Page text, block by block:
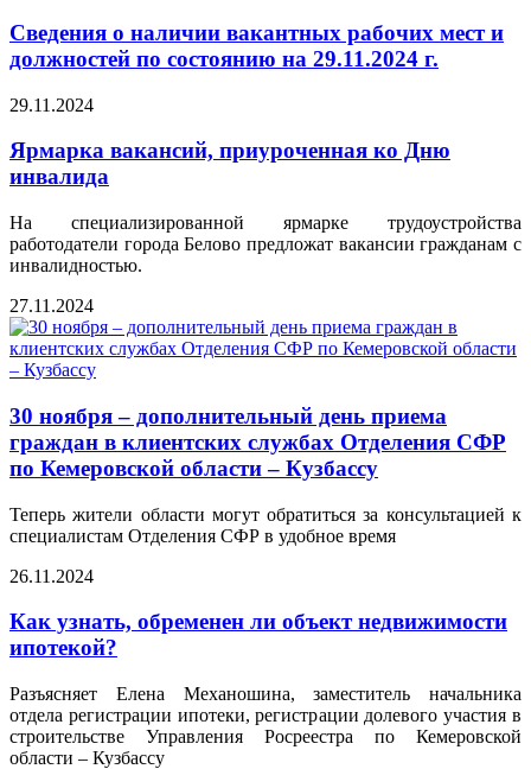
Сведения о наличии вакантных рабочих мест и
должностей по состоянию на 29.11.2024 г.
29.11.2024
Ярмарка вакансий, приуроченная ко Дню
инвалида
На специализированной ярмарке трудоустройства
работодатели города Белово предложат вакансии гражданам с
инвалидностью.
27.11.2024
30 ноября – дополнительный день приема
граждан в клиентских службах Отделения СФР
по Кемеровской области – Кузбассу
Теперь жители области могут обратиться за консультацией к
специалистам Отделения СФР в удобное время
26.11.2024
Как узнать, обременен ли объект недвижимости
ипотекой?
Разъясняет Елена Механошина, заместитель начальника
отдела регистрации ипотеки, регистрации долевого участия в
строительстве Управления Росреестра по Кемеровской
области – Кузбассу